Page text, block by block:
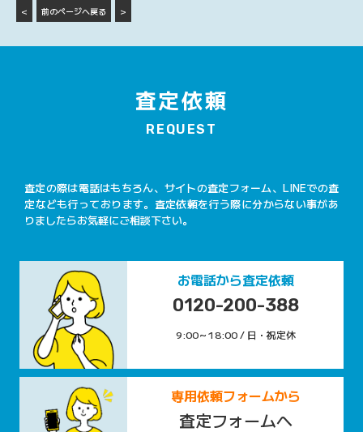
< 前のページへ戻る >
査定依頼
REQUEST
査定の際は電話はもちろん、サイトの査定フォーム、LINEでの査
定なども行っております。査定依頼を行う際に分からない事があ
りましたらお気軽にご相談下さい。
お電話から査定依頼
0120-200-388
9:00～18:00 / 日・祝定休
専用依頼フォームから
査定フォームへ